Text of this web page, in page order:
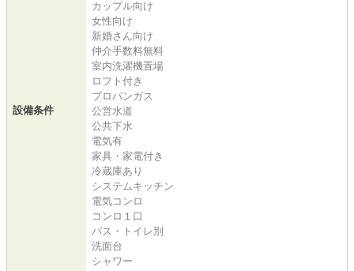
設備条件
カップル向け
女性向け
新婚さん向け
仲介手数料無料
室内洗濯機置場
ロフト付き
プロパンガス
公営水道
公共下水
電気有
家具・家電付き
冷蔵庫あり
システムキッチン
電気コンロ
コンロ１口
バス・トイレ別
洗面台
シャワー